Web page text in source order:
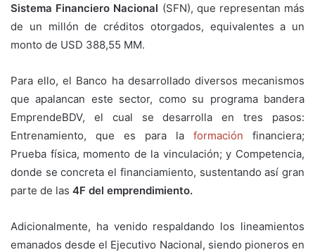
Sistema Financiero Nacional (SFN), que representan más
de un millón de créditos otorgados, equivalentes a un
monto de USD 388,55 MM.
Para ello, el Banco ha desarrollado diversos mecanismos
que apalancan este sector, como su programa bandera
EmprendeBDV, el cual se desarrolla en tres pasos:
Entrenamiento, que es para la formación financiera;
Prueba física, momento de la vinculación; y Competencia,
donde se concreta el financiamiento, sustentando así gran
parte de las 4F del emprendimiento.
Adicionalmente, ha venido respaldando los lineamientos
emanados desde el Ejecutivo Nacional, siendo pioneros en